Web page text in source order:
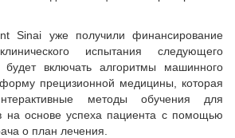
Sinai уже получили финансирование
испытания следующего
будет включать алгоритмы машинного
прецизионной медицины, которая
методы обучения для
на основе успеха пациента с помощью
о план лечения.